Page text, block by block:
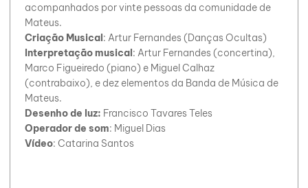
acompanhados por vinte pessoas da comunidade de
Mateus.
Criação Musical: Artur Fernandes (Danças Ocultas)
Interpretação musical: Artur Fernandes (concertina),
Marco Figueiredo (piano) e Miguel Calhaz
(contrabaixo), e dez elementos da Banda de Música de
Mateus.
Desenho de luz: Francisco Tavares Teles
Operador de som: Miguel Dias
Vídeo: Catarina Santos